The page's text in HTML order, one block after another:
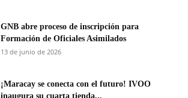
GNB abre proceso de inscripción para
Formación de Oficiales Asimilados
13 de junio de 2026
¡Maracay se conecta con el futuro! IVOO
inaugura su cuarta tienda...